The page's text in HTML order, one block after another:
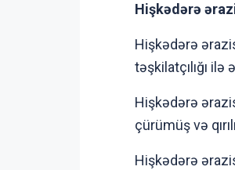
Hişkədərə
Hişkədərə
təşkilatçılığı ilə
Hişkədərə
çürümüş və
Hişkədərə